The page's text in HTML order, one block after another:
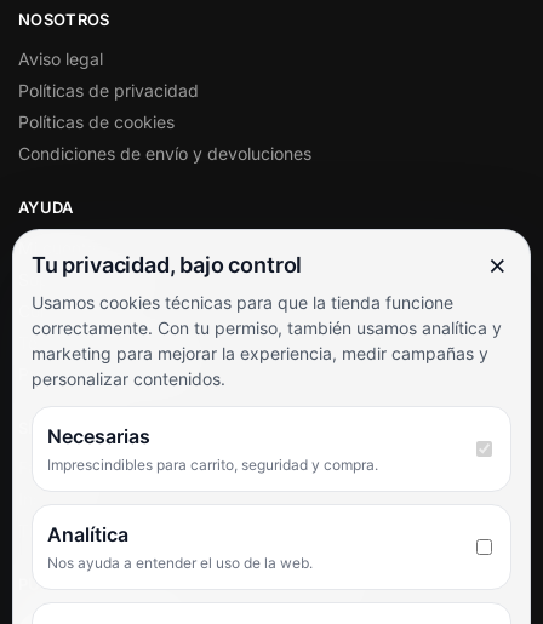
NOSOTROS
Aviso legal
Políticas de privacidad
Políticas de cookies
Condiciones de envío y devoluciones
AYUDA
Soporte al cliente
Contacto
Términos y condiciones
Preguntas frecuentes
SÍGUENOS
Facebook
TikTok
PUNTUACIÓN DE 4,6 SOBRE 5 EN GOOGLE
Tu privacidad, bajo control ×
Usamos cookies técnicas para que la tienda funcione
correctamente. Con tu permiso, también usamos analítica y
marketing para mejorar la experiencia, medir campañas y
personalizar contenidos.
Necesarias
Imprescindibles para carrito, seguridad y compra.
Analítica
Nos ayuda a entender el uso de la web.